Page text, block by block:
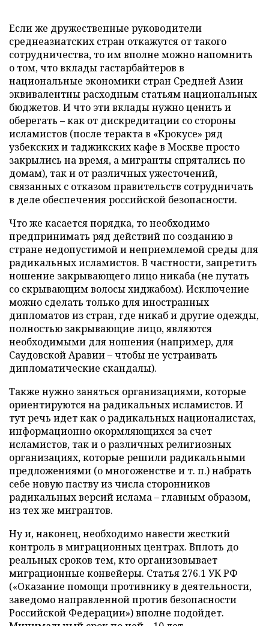
Если же дружественные руководители
среднеазиатских стран откажутся от такого
сотрудничества, то им вполне можно напомнить
о том, что вклады гастарбайтеров в
национальные экономики стран Средней Азии
эквивалентны расходным статьям национальных
бюджетов. И что эти вклады нужно ценить и
оберегать – как от дискредитации со стороны
исламистов (после теракта в «Крокусе» ряд
узбекских и таджикских кафе в Москве просто
закрылись на время, а мигранты спрятались по
домам), так и от различных ужесточений,
связанных с отказом правительств сотрудничать
в деле обеспечения российской безопасности.
Что же касается порядка, то необходимо
предпринимать ряд действий по созданию в
стране недопустимой и неприемлемой среды для
радикальных исламистов. В частности, запретить
ношение закрывающего лицо никаба (не путать
со скрывающим волосы хиджабом). Исключение
можно сделать только для иностранных
дипломатов из стран, где никаб и другие одежды,
полностью закрывающие лицо, являются
необходимыми для ношения (например, для
Саудовской Аравии – чтобы не устраивать
дипломатические скандалы).
Также нужно заняться организациями, которые
ориентируются на радикальных исламистов. И
тут речь идет как о радикальных националистах,
информационно окормляющихся за счет
исламистов, так и о различных религиозных
организациях, которые решили радикальными
предложениями (о многоженстве и т. п.) набрать
себе новую паству из числа сторонников
радикальных версий ислама – главным образом,
из тех же мигрантов.
Ну и, наконец, необходимо навести жесткий
контроль в миграционных центрах. Вплоть до
реальных сроков тем, кто организовывает
миграционные конвейеры. Статья 276.1 УК РФ
(«Оказание помощи противнику в деятельности,
заведомо направленной против безопасности
Российской Федерации») вполне подойдет.